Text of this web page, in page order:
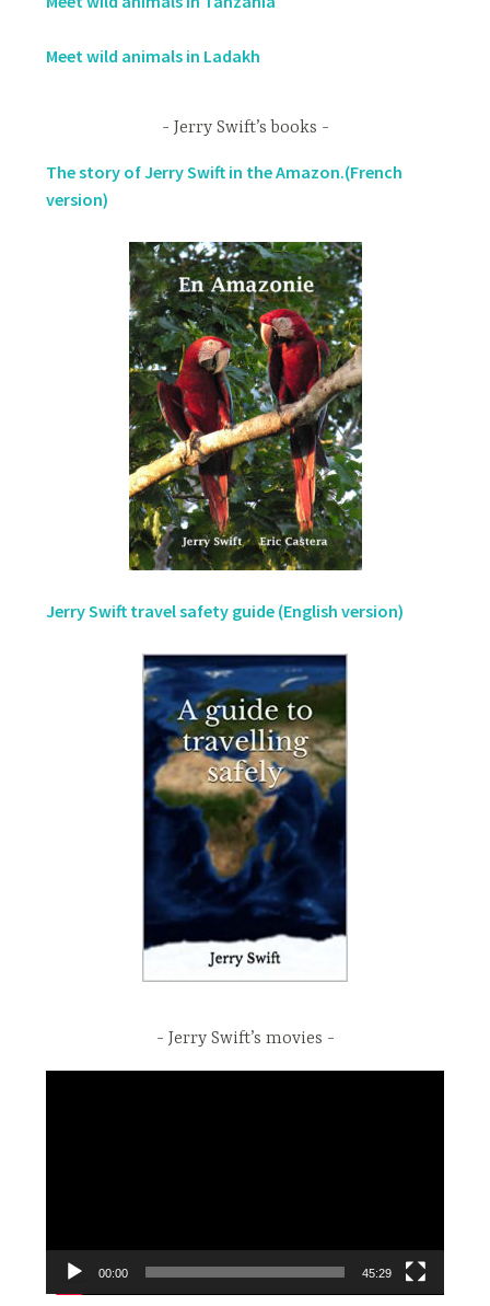
Meet wild animals in Ladakh
Jerry Swift’s books
The story of Jerry Swift in the Amazon.(French
version)
Jerry Swift travel safety guide (English version)
Jerry Swift’s movies
00:00 45:29